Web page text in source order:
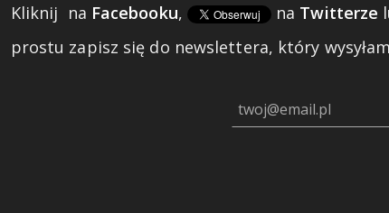
Kliknij na Facebooku, na Twitterze
prostu zapisz się do newslettera, który